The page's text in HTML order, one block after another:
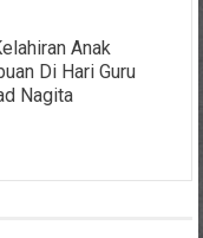
Anak
Di Hari Guru
Nagita